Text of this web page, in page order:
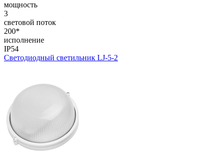
мощность
3
световой поток
200*
исполнение
IP54
Светодиодный светильник LJ-5-2